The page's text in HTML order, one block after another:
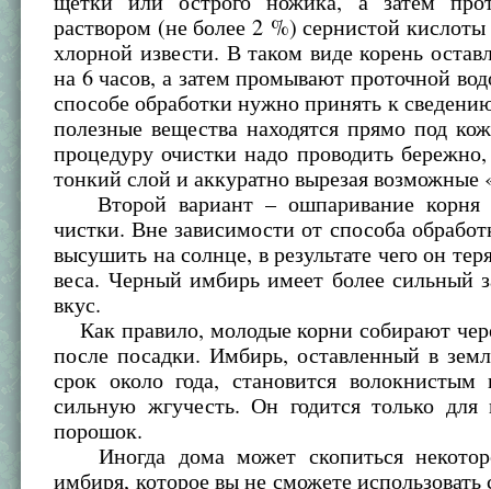
раствором (не более 2 %) сернистой
хлорной извести. В таком виде корень
на 6 часов, а затем промывают проточной
способе обработки нужно принять к
полезные вещества находятся прямо под
процедуру очистки надо проводить
тонкий слой и аккуратно вырезая возможные
Второй вариант – ошпаривание корня
чистки. Вне зависимости от способа
высушить на солнце, в результате чего он
веса. Черный имбирь имеет более сильный
вкус.
Как правило, молодые корни собирают
после посадки. Имбирь, оставленный в
срок около года, становится волокнистым
сильную жгучесть. Он годится только для
порошок.
Иногда дома может скопиться
имбиря, которое вы не сможете использовать